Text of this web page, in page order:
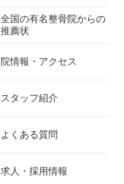
全国の有名整骨院からの
推薦状
院情報・アクセス
スタッフ紹介
よくある質問
求人・採用情報